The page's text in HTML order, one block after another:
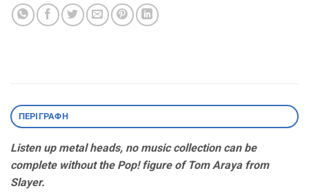
ΠΕΡΙΓΡΑΦΉ
Listen up metal heads, no music collection can be
complete without the Pop! figure of Tom Araya from
Slayer.